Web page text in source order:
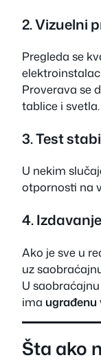
2. Vizuelni
Pregleda se
Proverava se
tablice i svetla.
3. Test
U nekim
otpornosti na
4.
Ako je sve u
uz
U
ima
Šta ako